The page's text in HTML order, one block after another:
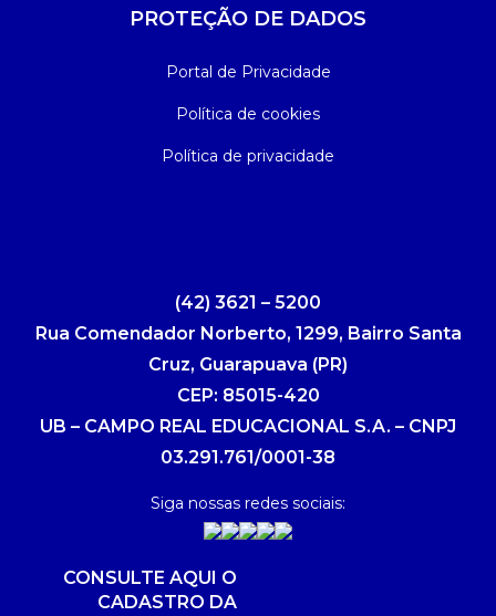
PROTEÇÃO DE DADOS
Portal de Privacidade
Política de cookies
Política de privacidade
(42) 3621 – 5200
Rua Comendador Norberto, 1299, Bairro Santa
Cruz, Guarapuava (PR)
CEP: 85015-420
UB – CAMPO REAL EDUCACIONAL S.A. – CNPJ
03.291.761/0001-38
Siga nossas redes sociais:
CONSULTE AQUI O
CADASTRO DA